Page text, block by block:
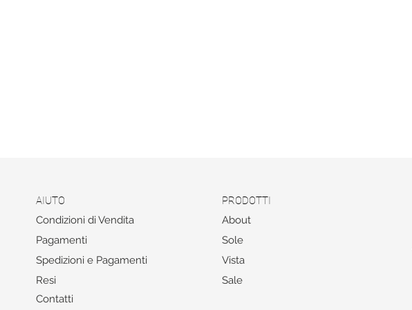
AIUTO
Condizioni di Vendita
Pagamenti
Spedizioni e Pagamenti
Resi
Contatti
PRODOTTI
About
Sole
Vista
Sale